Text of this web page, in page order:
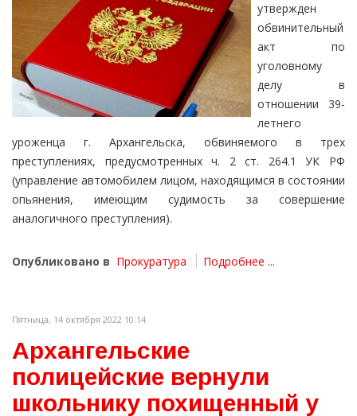
утвержден
обвинительный
акт по
уголовному
делу в
отношении 39-
летнего
уроженца г. Архангельска, обвиняемого в трех
преступлениях, предусмотренных ч. 2 ст. 264.1 УК РФ
(управление автомобилем лицом, находящимся в состоянии
опьянения, имеющим судимость за совершение
аналогичного преступления).
Опубликовано в Прокуратура Подробнее ...
Пятница, 14 октября 2022 10:14
Архангельские
полицейские вернули
школьнику похищенный у